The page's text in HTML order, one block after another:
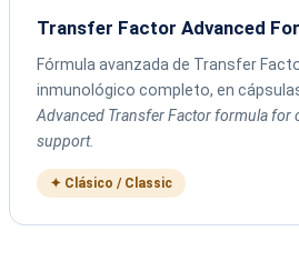
Transfer Factor Advanced
Fórmula avanzada de Transfer
inmunológico completo, en
Advanced Transfer Factor formula for
support.
✦ Clásico / Classic